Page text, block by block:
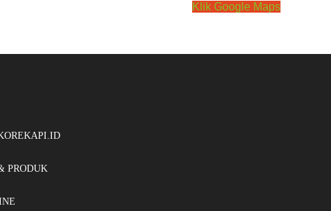
Klik Google Maps
PRODUK